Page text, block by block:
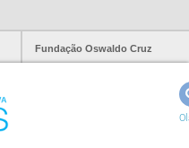
Fundação Oswaldo Cruz